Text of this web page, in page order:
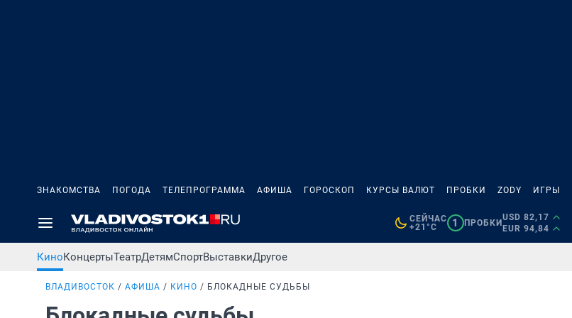
ЗНАКОМСТВА ПОГОДА ТЕЛЕПРОГРАММА АФИША ГОРОСКОП КУРСЫ ВАЛЮТ ПРОБКИ ZODY ИГРЫ
СЕЙЧАС
+21°C
1 ПРОБКИ
USD 82,17
EUR 94,84
КиноКонцертыТеатрДетямСпортВыставкиДругое
ВЛАДИВОСТОК АФИША КИНО БЛОКАДНЫЕ СУДЬБЫ